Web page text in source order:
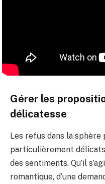
Gérer les
délicatesse
Les refus dans la
particulièrement
des sentiments. Qu’il
romantique, d’une